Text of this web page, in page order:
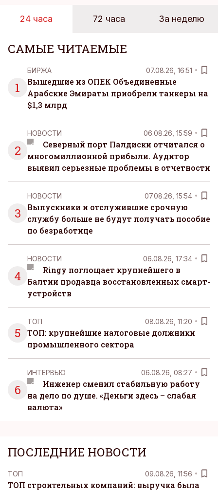
24 часа 72 часа За неделю
САМЫЕ ЧИТАЕМЫЕ
1
БИРЖА 07.08.26, 16:51
Вышедшие из ОПЕК Объединенные
Арабские Эмираты приобрели танкеры на
$1,3 млрд
2
НОВОСТИ 06.08.26, 15:59
Северный порт Палдиски отчитался о
многомиллионной прибыли. Аудитор
выявил серьезные проблемы в отчетности
3
НОВОСТИ 07.08.26, 15:54
Выпускники и отслужившие срочную
службу больше не будут получать пособие
по безработице
4
НОВОСТИ 06.08.26, 17:34
Ringy поглощает крупнейшего в
Балтии продавца восстановленных смарт-
устройств
5
ТОП 08.08.26, 11:20
ТОП: крупнейшие налоговые должники
промышленного сектора
6
ИНТЕРВЬЮ 06.08.26, 08:27
Инженер сменил стабильную работу
на дело по душе. «Деньги здесь – слабая
валюта»
ПОСЛЕДНИЕ НОВОСТИ
ТОП 09.08.26, 11:56
ТОП строительных компаний: выручка была